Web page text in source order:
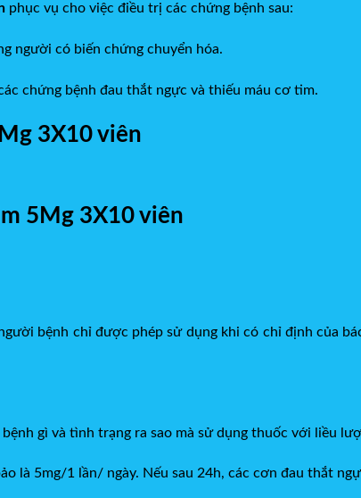
phục vụ cho việc điều trị các chứng bệnh sau:
người có biến chứng chuyển hóa.
chứng bệnh đau thắt ngực và thiếu máu cơ tim.
3X10 viên
5Mg 3X10 viên
bệnh chỉ được phép sử dụng khi có chỉ định của
gì và tình trạng ra sao mà sử dụng thuốc với liều
là 5mg/1 lần/ ngày. Nếu sau 24h, các cơn đau thắt